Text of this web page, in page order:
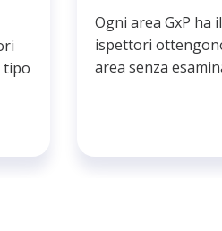
tipo
Ogni area GxP ha
ispettori
area senza